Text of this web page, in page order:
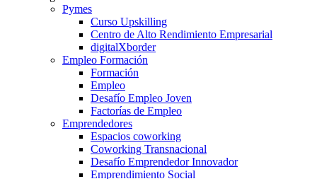
Pymes
Curso Upskilling
Centro de Alto Rendimiento Empresarial
digitalXborder
Empleo Formación
Formación
Empleo
Desafío Empleo Joven
Factorías de Empleo
Emprendedores
Espacios coworking
Coworking Transnacional
Desafío Emprendedor Innovador
Emprendimiento Social